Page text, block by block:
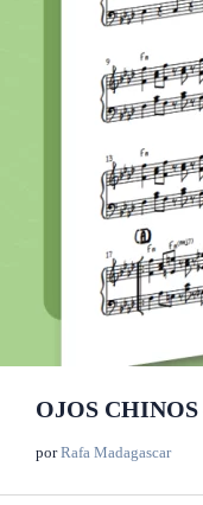
OJOS
porRafa Madagascar